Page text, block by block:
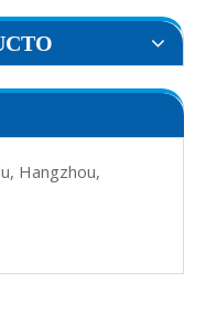
Hangzhou,